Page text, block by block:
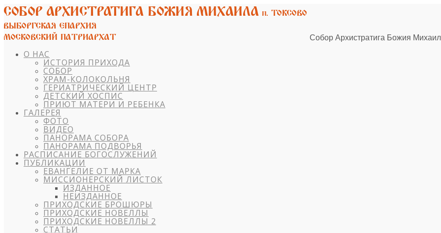
Собор Архистратига Божия
О НАС
ИСТОРИЯ ПРИХОДА
СОБОР
ХРАМ-КОЛОКОЛЬНЯ
ГЕРИАТРИЧЕСКИЙ ЦЕНТР
ДЕТСКИЙ ХОСПИС
ПРИЮТ МАТЕРИ И РЕБЕНКА
ГАЛЕРЕЯ
ФОТО
ВИДЕО
ПАНОРАМА СОБОРА
ПАНОРАМА ПОДВОРЬЯ
РАСПИСАНИЕ БОГОСЛУЖЕНИЙ
ПУБЛИКАЦИИ
ЕВАНГЕЛИЕ ОТ МАРКА
МИССИОНЕРСКИЙ ЛИСТОК
ИЗДАННОЕ
НЕИЗДАННОЕ
ПРИХОДСКИЕ БРОШЮРЫ
ПРИХОДСКИЕ НОВЕЛЛЫ
ПРИХОДСКИЕ НОВЕЛЛЫ 2
СТАТЬИ